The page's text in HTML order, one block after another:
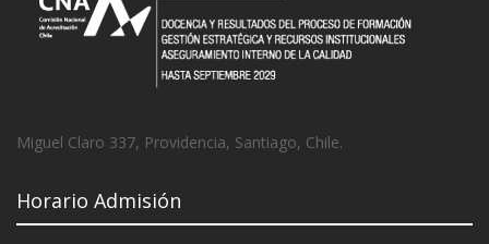
Miguel Claro 337, Providencia, Santiago, Chile.
Horario Admisión